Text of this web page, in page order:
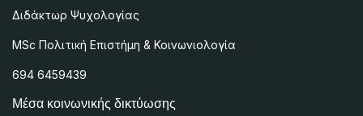
Διδάκτωρ Ψυχολογίας
MSc Πολιτική Επιστήμη & Κοινωνιολογία
694 6459439
Μέσα κοινωνικής δικτύωσης